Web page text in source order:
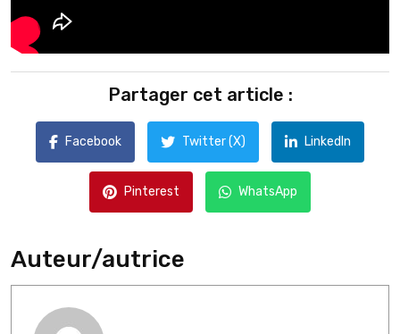
Partager cet article :
Facebook Twitter (X) LinkedIn
Pinterest WhatsApp
Auteur/autrice